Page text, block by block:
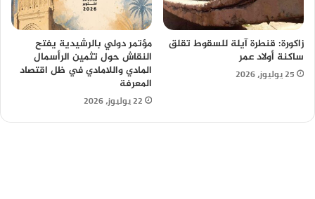
زاكورة: قنطرة آيلة للسقوط تقلق
ساكنة أولاد عمر
25 يوليوز، 2026
مؤتمر دولي بالرشيدية يفتح
النقاش حول تثمين الرأسمال
المادي واللامادي في ظل اقتصاد
المعرفة
22 يوليوز، 2026